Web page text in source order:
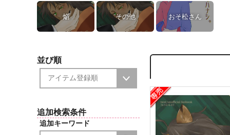
焔 その他 おそ松さん
並び順
追加検索条件
追加キーワード